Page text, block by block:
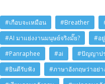
#เกือบจะเหมือน #Breather
#AI มาแย่งงานมนุษย์จริงมั๊ย?
#อ
#Panraphee
#ai #ปัญญาป
#ยินดีรับฟัง
#ภาษาอังกฤษว่าอย่า